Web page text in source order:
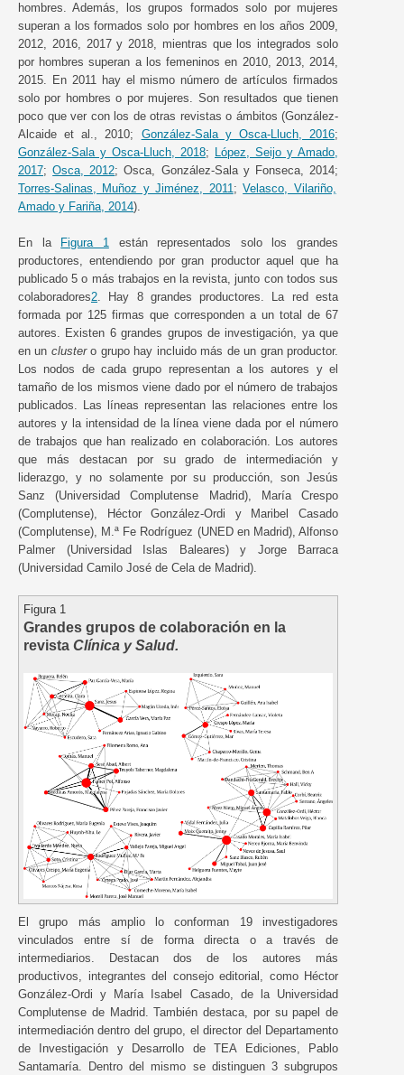
hombres. Además, los grupos formados solo por mujeres
superan a los formados solo por hombres en los años 2009,
2012, 2016, 2017 y 2018, mientras que los integrados solo
por hombres superan a los femeninos en 2010, 2013, 2014,
2015. En 2011 hay el mismo número de artículos firmados
solo por hombres o por mujeres. Son resultados que tienen
poco que ver con los de otras revistas o ámbitos (González-
Alcaide et al., 2010; González-Sala y Osca-Lluch, 2016;
González-Sala y Osca-Lluch, 2018; López, Seijo y Amado,
2017;Osca, 2012; Osca, González-Sala y Fonseca, 2014;
Torres-Salinas, Muñoz y Jiménez, 2011;Velasco, Vilariño,
Amado y Fariña, 2014).
En la Figura 1están representados solo los grandes
productores, entendiendo por gran productor aquel que ha
publicado 5 o más trabajos en la revista, junto con todos sus
colaboradores2. Hay 8 grandes productores. La red esta
formada por 125 firmas que corresponden a un total de 67
autores. Existen 6 grandes grupos de investigación, ya que
en un clustero grupo hay incluido más de un gran productor.
Los nodos de cada grupo representan a los autores y el
tamaño de los mismos viene dado por el número de trabajos
publicados. Las líneas representan las relaciones entre los
autores y la intensidad de la línea viene dada por el número
de trabajos que han realizado en colaboración. Los autores
que más destacan por su grado de intermediación y
liderazgo, y no solamente por su producción, son Jesús
Sanz (Universidad Complutense Madrid), María Crespo
(Complutense), Héctor González-Ordi y Maribel Casado
(Complutense), M.ª Fe Rodríguez (UNED en Madrid), Alfonso
Palmer (Universidad Islas Baleares) y Jorge Barraca
(Universidad Camilo José de Cela de Madrid).
Figura 1
Grandes grupos de colaboración en la
revista Clínica y Salud.
El grupo más amplio lo conforman 19 investigadores
vinculados entre sí de forma directa o a través de
intermediarios. Destacan dos de los autores más
productivos, integrantes del consejo editorial, como Héctor
González-Ordi y María Isabel Casado, de la Universidad
Complutense de Madrid. También destaca, por su papel de
intermediación dentro del grupo, el director del Departamento
de Investigación y Desarrollo de TEA Ediciones, Pablo
Santamaría. Dentro del mismo se distinguen 3 subgrupos